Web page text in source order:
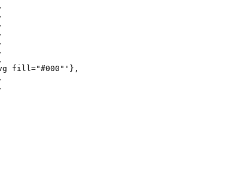
fill="#000"'},